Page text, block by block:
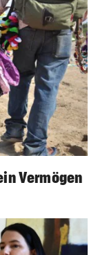
Vermögen